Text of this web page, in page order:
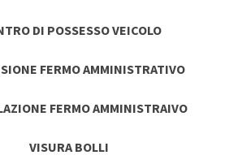
DI POSSESSO VEICOLO
FERMO AMMINISTRATIVO
FERMO AMMINISTRAIVO
VISURA BOLLI